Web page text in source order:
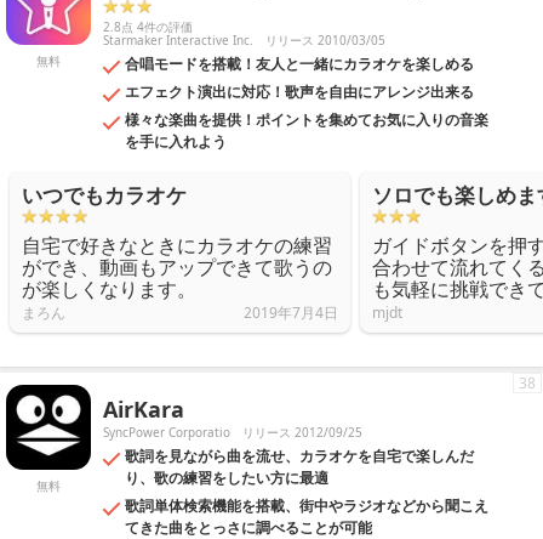
無料
2.8点 4件の評価
Starmaker Interactive Inc. リリース 2010/03/05
合唱モードを搭載！友人と一緒にカラオケを楽しめる
エフェクト演出に対応！歌声を自由にアレンジ出来る
様々な楽曲を提供！ポイントを集めてお気に入りの音楽
を手に入れよう
いつでもカラオケ
自宅で好きなときにカラオケの練習
ができ、動画もアップできて歌うの
が楽しくなります。
まろん 2019年7月4日
ソロでも楽しめま
ガイドボタンを押
合わせて流れてく
も気軽に挑戦でき
mjdt
無料
AirKara
SyncPower Corporatio リリース 2012/09/25
歌詞を見ながら曲を流せ、カラオケを自宅で楽しんだ
り、歌の練習をしたい方に最適
歌詞単体検索機能を搭載、街中やラジオなどから聞こえ
てきた曲をとっさに調べることが可能
38